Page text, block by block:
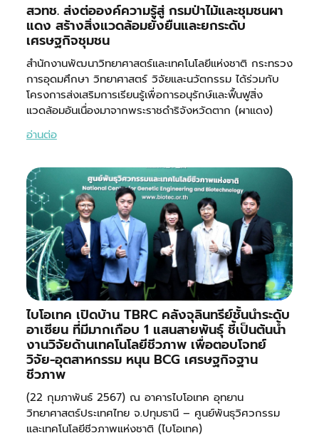
สวทช. ส่งต่อองค์ความรู้สู่ กรมป่าไม้และชุมชนผา
แดง สร้างสิ่งแวดล้อมยั่งยืนและยกระดับ
เศรษฐกิจชุมชน
สำนักงานพัฒนาวิทยาศาสตร์และเทคโนโลยีแห่งชาติ กระทรวง
การอุดมศึกษา วิทยาศาสตร์ วิจัยและนวัตกรรม ได้ร่วมกับ
โครงการส่งเสริมการเรียนรู้เพื่อการอนุรักษ์และฟื้นฟูสิ่ง
แวดล้อมอันเนื่องมาจากพระราชดำริจังหวัดตาก (ผาแดง)
อ่านต่อ
ไบโอเทค เปิดบ้าน TBRC คลังจุลินทรีย์ชั้นนำระดับ
อาเซียน ที่มีมากเกือบ 1 แสนสายพันธุ์ ชี้เป็นต้นน้ำ
งานวิจัยด้านเทคโนโลยีชีวภาพ เพื่อตอบโจทย์
วิจัย-อุตสาหกรรม หนุน BCG เศรษฐกิจฐาน
ชีวภาพ
(22 กุมภาพันธ์ 2567) ณ อาคารไบโอเทค อุทยาน
วิทยาศาสตร์ประเทศไทย จ.ปทุมธานี – ศูนย์พันธุวิศวกรรม
และเทคโนโลยีชีวภาพแห่งชาติ (ไบโอเทค)